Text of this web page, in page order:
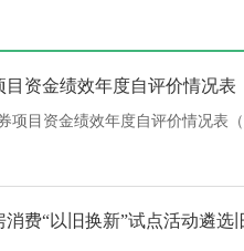
资金绩效年度自评价情况表
项目资金绩效年度自评价情况表
费“以旧换新”试点活动遴选